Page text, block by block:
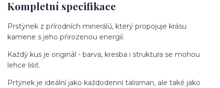
Kompletní specifikace
Prstýnek z přírodních minerálů, který propojuje krásu
kamene s jeho přirozenou energií.
Každý kus je originál - barva, kresba i struktura se mohou
lehce lišit.
Prtýnek je ideální jako každodenní talisman, ale také jako